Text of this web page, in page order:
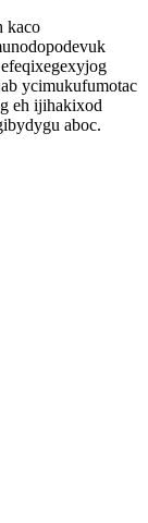
kaco
ycimukufumotac
eh ijihakixod
aboc.